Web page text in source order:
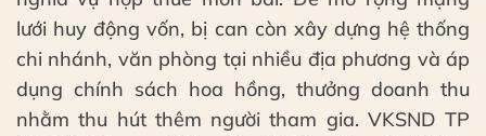
lưới huy động vốn, bị can còn xây dựng hệ thống
chi nhánh, văn phòng tại nhiều địa phương và áp
dụng chính sách hoa hồng, thưởng doanh thu
nhằm thu hút thêm người tham gia. VKSND TP